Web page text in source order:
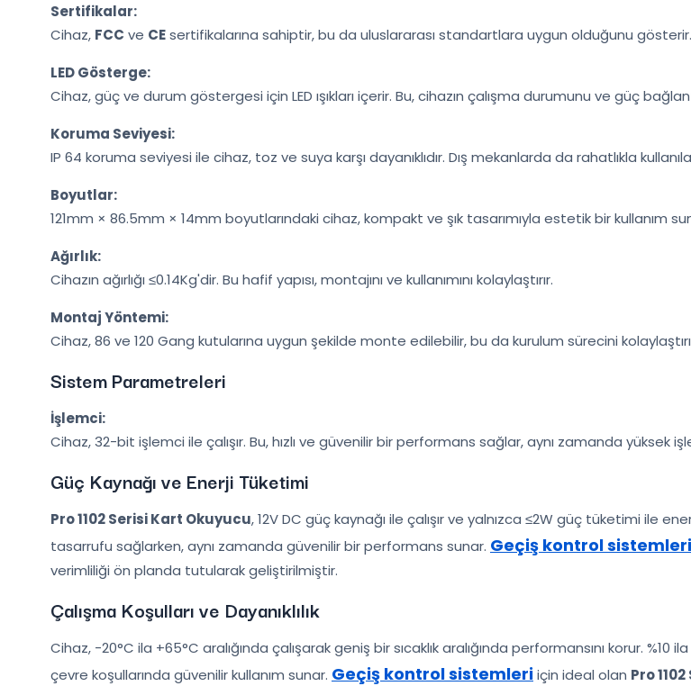
Sertifikalar:
Cihaz, FCC ve CEsertifikalarına sahiptir, bu da uluslararası standartlara uygun olduğunu gösterir.
LED Gösterge:
Cihaz, güç ve durum göstergesi için LED ışıkları içerir. Bu, cihazın çalışma durumunu ve güç
Koruma Seviyesi:
IP 64 koruma seviyesi ile cihaz, toz ve suya karşı dayanıklıdır. Dış mekanlarda da rahatlıkla
Boyutlar:
121mm × 86.5mm × 14mm boyutlarındaki cihaz, kompakt ve şık tasarımıyla estetik bir kullanım
Ağırlık:
Cihazın ağırlığı ≤0.14Kg'dir. Bu hafif yapısı, montajını ve kullanımını kolaylaştırır.
Montaj Yöntemi:
Cihaz, 86 ve 120 Gang kutularına uygun şekilde monte edilebilir, bu da kurulum sürecini
Sistem Parametreleri
İşlemci:
Cihaz, 32-bit işlemci ile çalışır. Bu, hızlı ve güvenilir bir performans sağlar, aynı zamanda yüksek
Güç Kaynağı ve Enerji Tüketimi
Pro 1102 Serisi Kart Okuyucu, 12V DC güç kaynağı ile çalışır ve yalnızca ≤2W güç tüketimi ile
tasarrufu sağlarken, aynı zamanda güvenilir bir performans sunar. Geçiş kontrol sistemleri
verimliliği ön planda tutularak geliştirilmiştir.
Çalışma Koşulları ve Dayanıklılık
Cihaz, -20°C ila +65°C aralığında çalışarak geniş bir sıcaklık aralığında performansını korur.
çevre koşullarında güvenilir kullanım sunar. Geçiş kontrol sistemleriiçin ideal olan Pro